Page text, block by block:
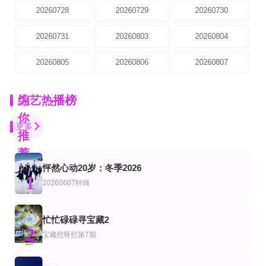
20260728 20260729 20260730
20260731 20260803 20260804
20260805 20260806 20260807
为
你
推
荐
第12期完结
静谧之野纯享版
更新至第2集
重症解密
第18集完结
事情经过是怎样的
第6期
中华才女风华录
第5集完结
争洛阳之官渡之战
第35集
囚牢生存战
瑞提希·德希穆克,法拉·可汗
综艺热播榜
更多
1
怦然心动20岁：冬季2026
20260607特辑
2
忙忙碌碌寻宝藏2
宝藏挖呀挖第7期